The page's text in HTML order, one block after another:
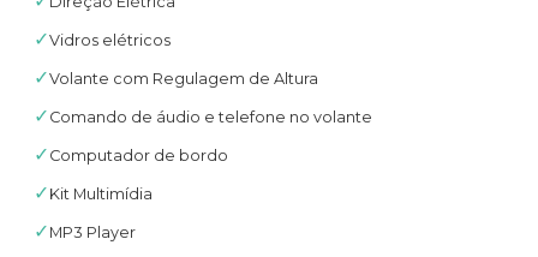
✓Vidros elétricos
✓Volante com Regulagem de Altura
✓ Comando de áudio e telefone no volante
✓ Computador de bordo
✓ Kit Multimídia
✓ MP3 Player